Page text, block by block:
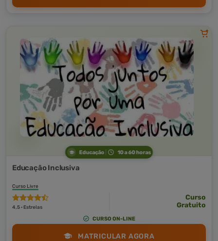
Educação 10 a 60 horas
Educação Inclusiva
Curso Livre
4,5 · Estrelas
Curso
Gratuito
CURSO ON-LINE
MATRICULAR AGORA